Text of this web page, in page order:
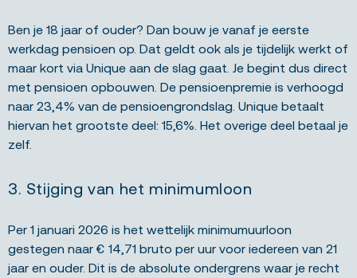
Ben je 18 jaar of ouder? Dan bouw je vanaf je eerste
werkdag pensioen op. Dat geldt ook als je tijdelijk werkt of
maar kort via Unique aan de slag gaat. Je begint dus direct
met pensioen opbouwen. De pensioenpremie is verhoogd
naar 23,4% van de pensioengrondslag. Unique betaalt
hiervan het grootste deel: 15,6%. Het overige deel betaal je
zelf.
3. Stijging van het minimumloon
Per 1 januari 2026 is het wettelijk minimumuurloon
gestegen naar € 14,71 bruto per uur voor iedereen van 21
jaar en ouder. Dit is de absolute ondergrens waar je recht